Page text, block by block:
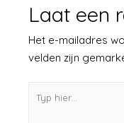
Laat een
Het e-mailadres
velden zijn